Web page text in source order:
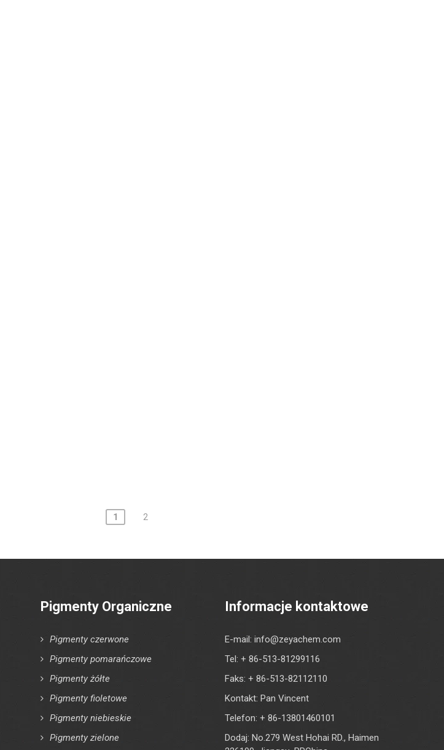
1 2
Pigmenty Organiczne
Pigmenty czerwone
Pigmenty pomarańczowe
Pigmenty żółte
Pigmenty fioletowe
Pigmenty niebieskie
Pigmenty zielone
Informacje kontaktowe
E-mail: info@zeyachem.com
Tel: + 86-513-81299116
Faks: + 86-513-82112110
Kontakt: Pan Vincent
Telefon: + 86-13801460101
Dodaj: No.279 West Hohai RD., Haimen